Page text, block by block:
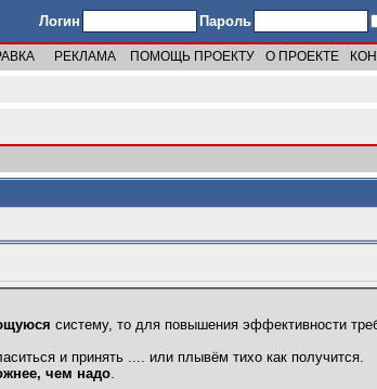
Логин Пароль
РЕКЛАМА ПОМОЩЬ ПРОЕКТУ О ПРОЕКТЕ
систему, то для повышения эффективности
и принять .... или плывём тихо как получится.
чем надо.